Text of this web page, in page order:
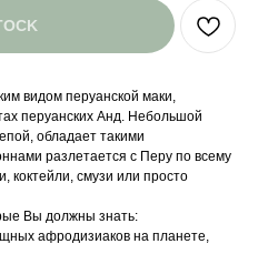
видом перуанской маки,
перуанских Анд. Небольшой
обладает такими
разлетается с Перу по всему
коктейли, смузи или просто
Вы должны знать:
афродизиаков на планете,